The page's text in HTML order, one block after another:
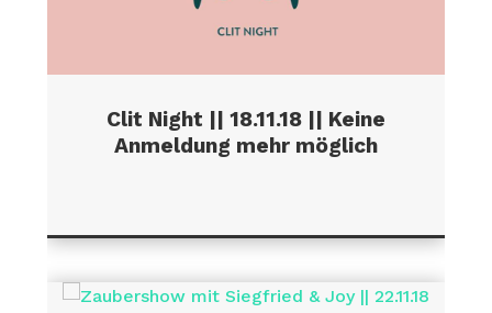
Clit Night || 18.11.18 || Keine
Anmeldung mehr möglich